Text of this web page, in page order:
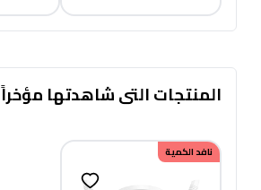
المنتجات التى شاهدتها مؤخراً
نافد الكمية